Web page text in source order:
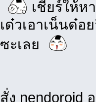
เชียร์ให้ห
เด๋วเอาเน็นด๋
ซะเลย
สั่ง nendoroid